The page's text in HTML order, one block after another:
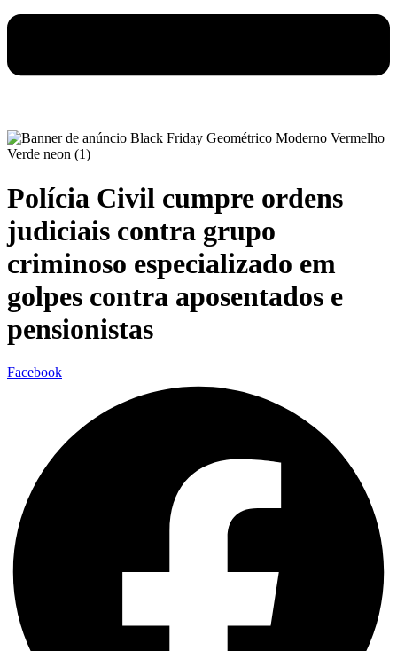
Polícia Civil cumpre ordens
judiciais contra grupo
criminoso especializado em
golpes contra aposentados e
pensionistas
Facebook